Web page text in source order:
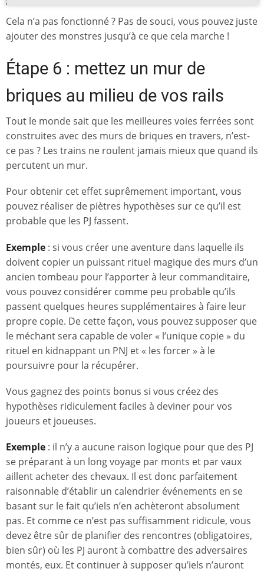
Cela n’a pas fonctionné ? Pas de souci, vous pouvez juste
ajouter des monstres jusqu’à ce que cela marche !
Étape 6 : mettez un mur de
briques au milieu de vos rails
Tout le monde sait que les meilleures voies ferrées sont
construites avec des murs de briques en travers, n’est-
ce pas ? Les trains ne roulent jamais mieux que quand ils
percutent un mur.
Pour obtenir cet effet suprêmement important, vous
pouvez réaliser de piètres hypothèses sur ce qu’il est
probable que les PJ fassent.
Exemple : si vous créer une aventure dans laquelle ils
doivent copier un puissant rituel magique des murs d’un
ancien tombeau pour l’apporter à leur commanditaire,
vous pouvez considérer comme peu probable qu’ils
passent quelques heures supplémentaires à faire leur
propre copie. De cette façon, vous pouvez supposer que
le méchant sera capable de voler « l’unique copie » du
rituel en kidnappant un PNJ et « les forcer » à le
poursuivre pour la récupérer.
Vous gagnez des points bonus si vous créez des
hypothèses ridiculement faciles à deviner pour vos
joueurs et joueuses.
Exemple : il n’y a aucune raison logique pour que des PJ
se préparant à un long voyage par monts et par vaux
aillent acheter des chevaux. Il est donc parfaitement
raisonnable d’établir un calendrier événements en se
basant sur le fait qu’iels n’en achèteront absolument
pas. Et comme ce n’est pas suffisamment ridicule, vous
devez être sûr de planifier des rencontres (obligatoires,
bien sûr) où les PJ auront à combattre des adversaires
montés, eux. Et continuer à supposer qu’iels n’auront